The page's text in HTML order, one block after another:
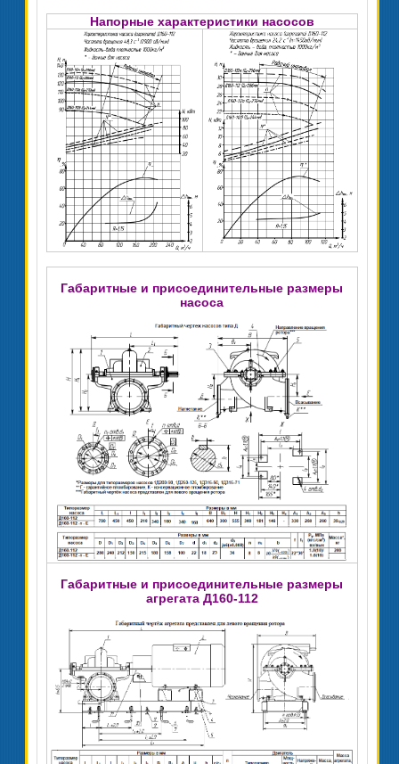
Напорные характеристики насосов
Габаритные и присоединительные размеры
насоса
Габаритные и присоединительные размеры
агрегата Д160-112